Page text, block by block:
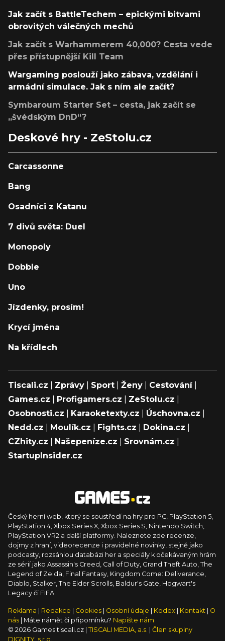
Jak začít s BattleTechem – epickými bitvami
obrovitých válečných mechů
Jak začít s Warhammerem 40,000? Cesta vede
přes přístupnější Kill Team
Wargaming poslouží jako zábava, vzdělání i
armádní simulace. Jak s ním ale začít?
Symbaroum Starter Set – cesta, jak začít se
„švédským DnD“?
Deskové hry - ZeStolu.cz
Carcassonne
Bang
Osadníci z Katanu
7 divů světa: Duel
Monopoly
Dobble
Uno
Jízdenky, prosím!
Krycí jména
Na křídlech
Tiscali.cz Zprávy Sport Ženy Cestování|
Games.cz
Profigamers.cz ZeStolu.cz
Osobnosti.cz
Karaoketexty.cz Úschovna.cz
Nedd.cz
Moulík.cz Fights.cz Dokina.cz
CZhity.cz
Našepeníze.cz Srovnám.cz
StartupInsider.cz
Český herní web, který se soustředí na hry pro PC, PlayStation 5,
PlayStation 4, Xbox Series X, Xbox Series S, Nintendo Switch,
PlayStation VR2 a další platformy. Naleznete zde recenze,
dojmy z hraní, videorecenze i pravidelné novinky, stejně jako
podcasty, rozsáhlou databázi her a speciály k očekávaným hrám
ze sérií jako Assassin's Creed, Call of Duty, Grand Theft Auto, The
Legend of Zelda, Final Fantasy, Kingdom Come: Deliverance,
Diablo, Stalker, The Elder Scrolls, Baldur's Gate, Hogwart's
Legacy či FIFA.
Reklama Redakce Cookies Osobní údaje Kodex Kontakt
O
nás
| Máte námět či připomínku? Napište nám
© 2026 Games.tiscali.cz | TISCALI MEDIA, a.s.
Člen skupiny
DIGNITY, s.r.o.